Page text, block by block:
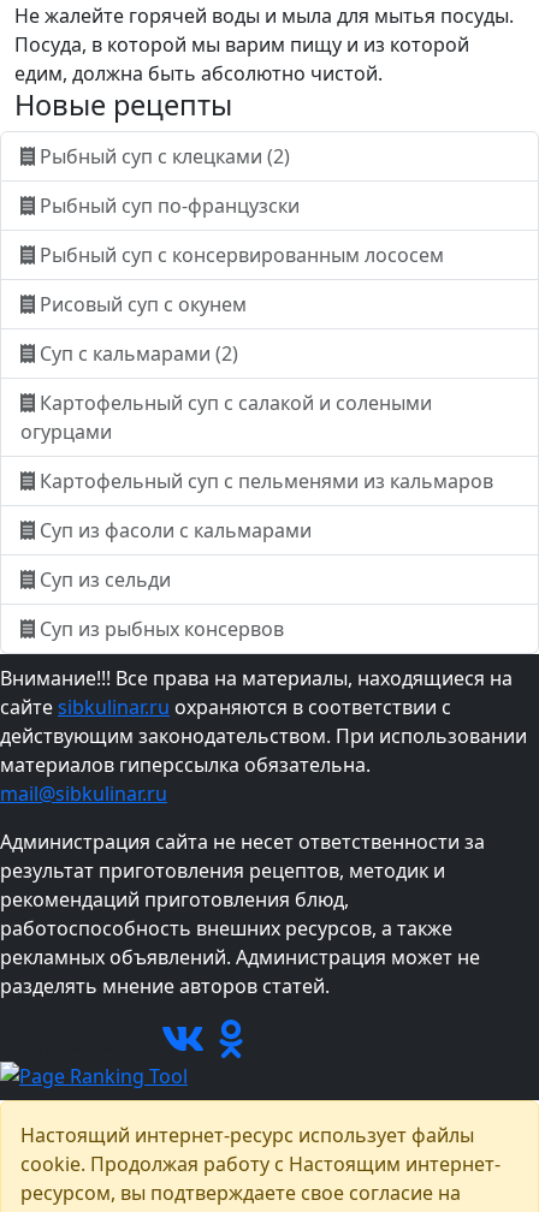
Не жалейте горячей воды и мыла для мытья посуды.
Посуда, в которой мы варим пищу и из которой
едим, должна быть абсолютно чистой.
Новые рецепты
Рыбный суп с клецками (2)
Рыбный суп по-французски
Рыбный суп с консервированным лососем
Рисовый суп с окунем
Суп с кальмарами (2)
Картофельный суп с салакой и солеными
огурцами
Картофельный суп с пельменями из кальмаров
Суп из фасоли с кальмарами
Суп из сельди
Суп из рыбных консервов
Внимание!!! Все права на материалы, находящиеся на
сайтеsibkulinar.ru охраняются в соответствии с
действующим законодательством. При использовании
материалов гиперссылка обязательна.
mail@sibkulinar.ru
Администрация сайта не несет ответственности за
результат приготовления рецептов, методик и
рекомендаций приготовления блюд,
работоспособность внешних ресурсов, а также
рекламных объявлений. Администрация может не
разделять мнение авторов статей.
Настоящий интернет-ресурс использует файлы
cookie. Продолжая работу с Настоящим интернет-
ресурсом, вы подтверждаете свое согласие на